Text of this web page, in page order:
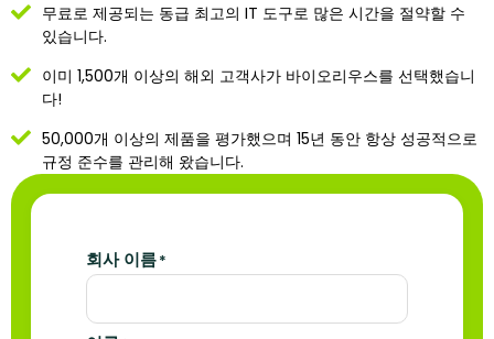
무료로 제공되는 동급 최고의 IT 도구로 많은 시간을 절약할 수
있습니다.
이미 1,500개 이상의 해외 고객사가 바이오리우스를 선택했습니
다!
50,000개 이상의 제품을 평가했으며 15년 동안 항상 성공적으로
규정 준수를 관리해 왔습니다.
회사 이름*